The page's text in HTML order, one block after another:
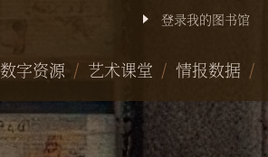
登录我的图书馆
数字资源 艺术课堂 情报数据